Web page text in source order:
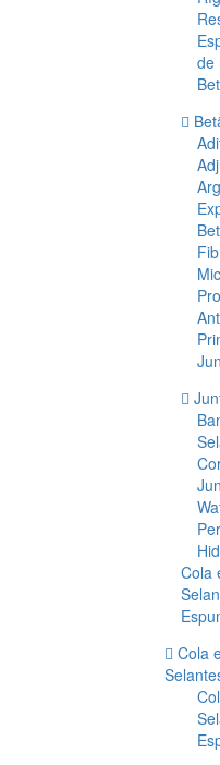
de
Cola
Cola